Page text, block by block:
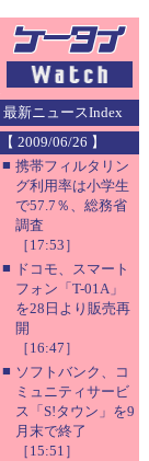
最新ニュースIndex
【 2009/06/26 】
■ 携帯フィルタリン
グ利用率は小学生
で57.7％、総務省
調査
［17:53］
■ ドコモ、スマート
フォン「T-01A」
を28日より販売再
開
［16:47］
■ ソフトバンク、コ
ミュニティサービ
ス「S!タウン」を9
月末で終了
［15:51］